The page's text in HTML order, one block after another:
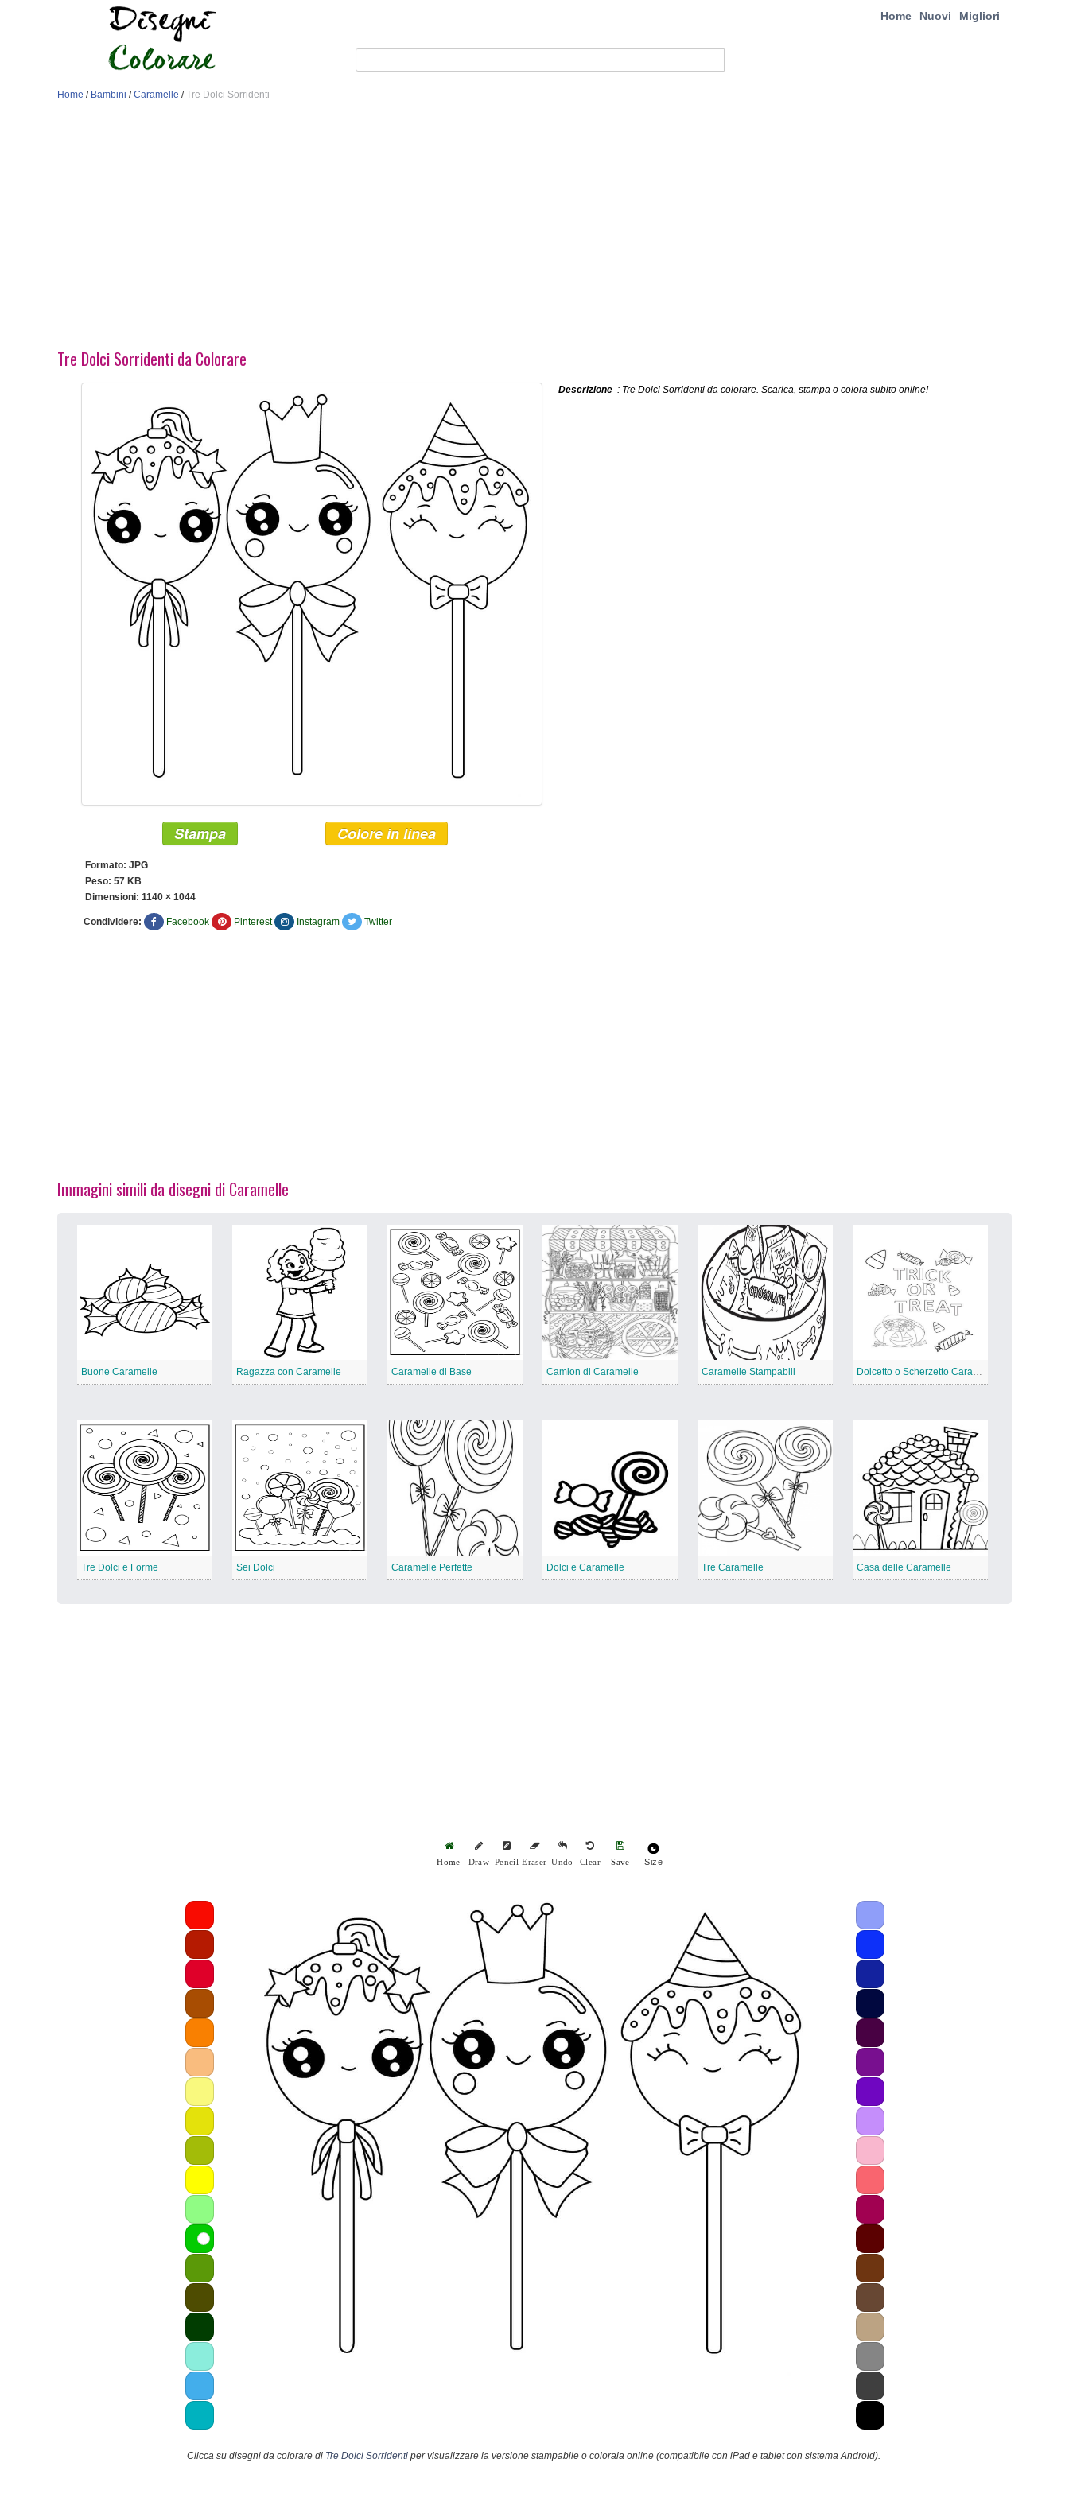
Home Nuovi Migliori
Home / Bambini /Caramelle /Tre Dolci Sorridenti
Tre Dolci Sorridenti da Colorare
Descrizione : Tre Dolci Sorridenti da colorare. Scarica, stampa o colora subito online!
Stampa Colore in linea
Formato: JPG
Peso: 57 KB
Dimensioni: 1140 × 1044
Condividere: Facebook Pinterest Instagram Twitter
Immagini simili da disegni di Caramelle
Buone Caramelle Ragazza con Caramelle Caramelle di Base Camion di Caramelle Caramelle Stampabili Dolcetto o Scherzetto Caramelle
Tre Dolci e Forme Sei Dolci Caramelle Perfette Dolci e Caramelle Tre Caramelle Casa delle Caramelle
Home Draw Pencil Eraser Undo Clear Save Size
Clicca su disegni da colorare di Tre Dolci Sorridentiper visualizzare la versione stampabile o colorala online (compatibile con iPad e tablet con sistema Android).